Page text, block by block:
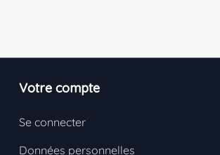
Votre compte
Se connecter
Données personnelles